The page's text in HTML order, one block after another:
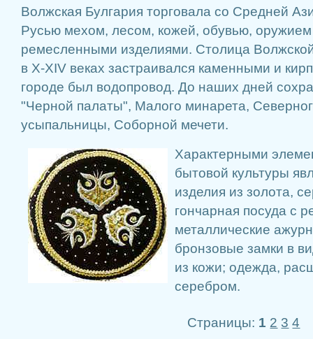
Волжская Булгария торговала со Средней
Русью мехом, лесом, кожей, обувью, оружием
ремесленными изделиями. Столица
в X-XIV веках застраивался каменными и
городе был водопровод. До наших дней
"Черной палаты", Малого минарета,
усыпальницы, Соборной мечети.
Характерными
бытовой культуры
изделия из золота,
гончарная посуда с
металлические
бронзовые замки в
из кожи; одежда,
серебром.
Страницы: 1 2 3 4